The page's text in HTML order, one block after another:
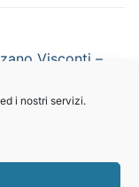
i nostri servizi.
Visconti –